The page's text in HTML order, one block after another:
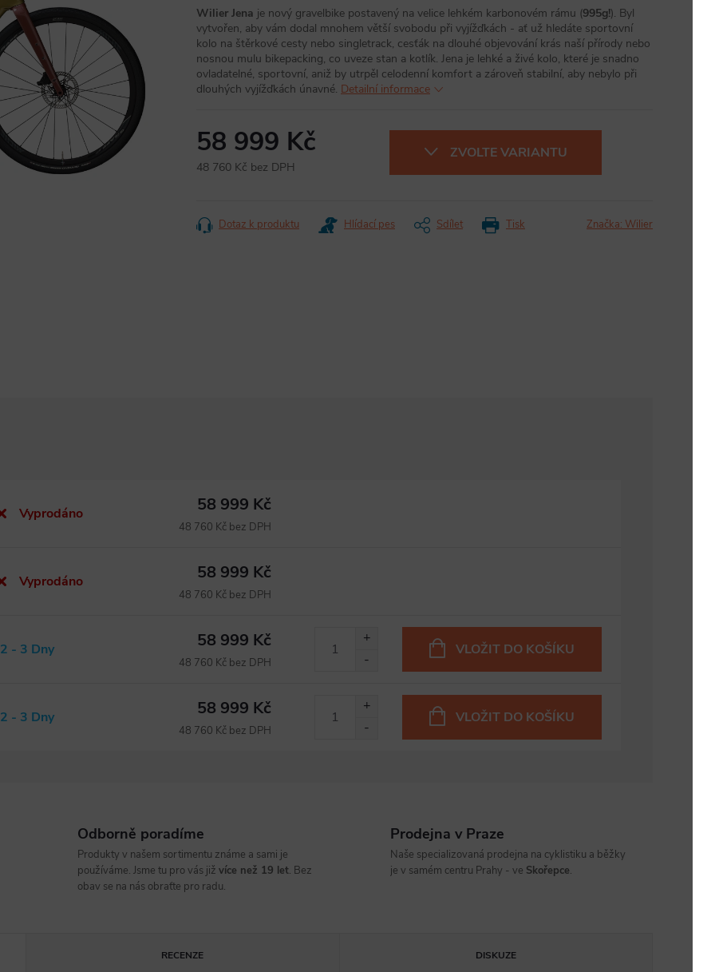
Wilier Jena je nový gravelbike postavený na velice lehkém karbonovém rámu (995g!). Byl
vytvořen, aby vám dodal mnohem větší svobodu při vyjížďkách - ať už hledáte sportovní
kolo na štěrkové cesty nebo singletrack, cesťák na dlouhé objevování krás naší přírody nebo
nosnou mulu bikepacking, co uveze stan a kotlík. Jena je lehké a živé kolo, které je snadno
ovladatelné, sportovní, aniž by utrpěl celodenní komfort a zároveň stabilní, aby nebylo při
dlouhých vyjížďkách únavné. Detailní informace
58 999 Kč
48 760 Kč bez DPH
ZVOLTE VARIANTU
Tisk
Dotaz k produktu Hlídací pes Sdílet Značka: Wilier
Vyprodáno 58 999 Kč
48 760 Kč bez DPH
Vyprodáno 58 999 Kč
48 760 Kč bez DPH
2 - 3 Dny 58 999 Kč
48 760 Kč bez DPH
VLOŽIT DO KOŠÍKU
2 - 3 Dny 58 999 Kč
48 760 Kč bez DPH
VLOŽIT DO KOŠÍKU
Odborně poradíme
Produkty v našem sortimentu známe a sami je
používáme. Jsme tu pro vás již více než 19 let. Bez
obav se na nás obraťte pro radu.
Prodejna v Praze
Naše specializovaná prodejna na cyklistiku a běžky
je v samém centru Prahy - ve Skořepce.
RECENZE DISKUZE